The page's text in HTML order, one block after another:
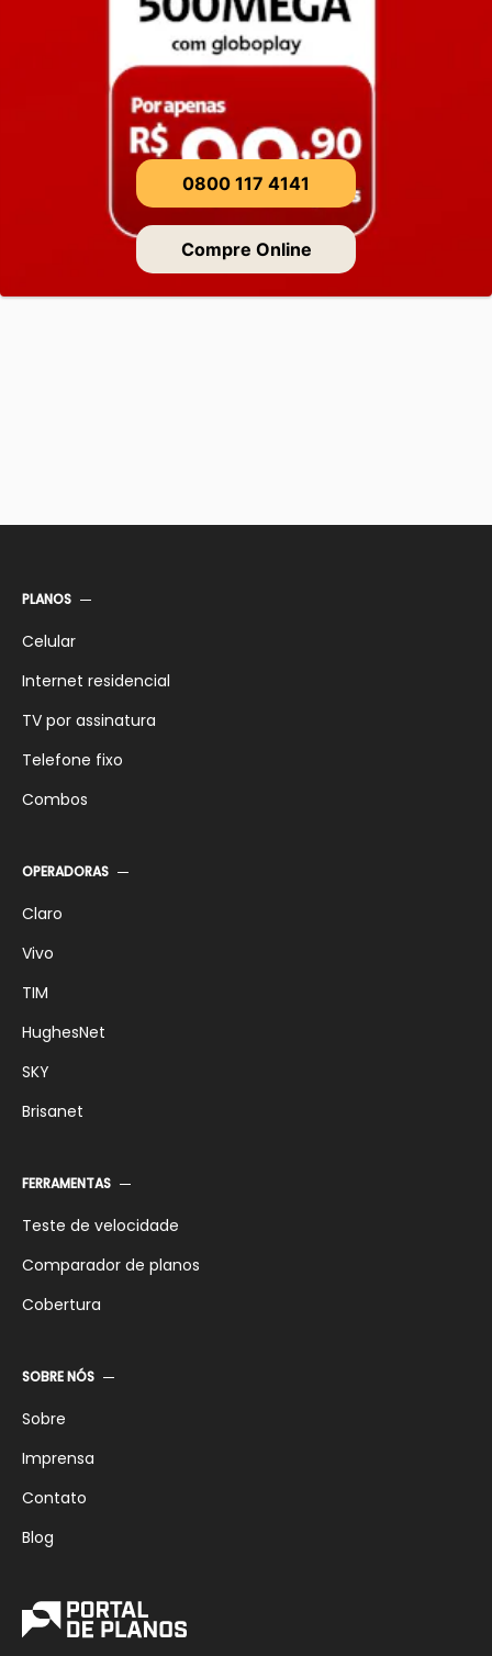
0800 117 4141
Compre Online
PLANOS
Celular
Internet residencial
TV por assinatura
Telefone fixo
Combos
OPERADORAS
Claro
Vivo
TIM
HughesNet
SKY
Brisanet
FERRAMENTAS
Teste de velocidade
Comparador de planos
Cobertura
SOBRE NÓS
Sobre
Imprensa
Contato
Blog